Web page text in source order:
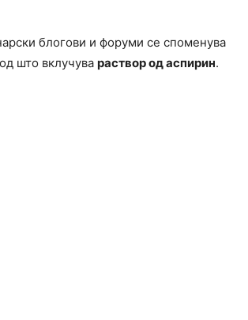
блогови и форуми се споменува
што вклучува раствор од аспирин.